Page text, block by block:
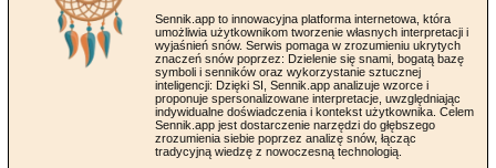
Sennik.app to innowacyjna platforma internetowa, która
umożliwia użytkownikom tworzenie własnych interpretacji i
wyjaśnień snów. Serwis pomaga w zrozumieniu ukrytych
znaczeń snów poprzez: Dzielenie się snami, bogatą bazę
symboli i senników oraz wykorzystanie sztucznej
inteligencji: Dzięki SI, Sennik.app analizuje wzorce i
proponuje spersonalizowane interpretacje, uwzględniając
indywidualne doświadczenia i kontekst użytkownika. Celem
Sennik.app jest dostarczenie narzędzi do głębszego
zrozumienia siebie poprzez analizę snów, łącząc
tradycyjną wiedzę z nowoczesną technologią.